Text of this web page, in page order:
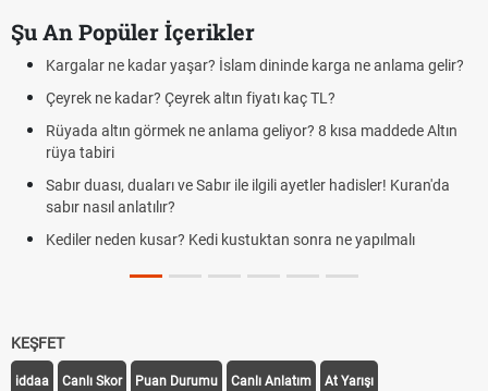
Şu An Popüler İçerikler
Kargalar ne kadar yaşar? İslam dininde karga ne anlama gelir?
Çeyrek ne kadar? Çeyrek altın fiyatı kaç TL?
Rüyada altın görmek ne anlama geliyor? 8 kısa maddede Altın
rüya tabiri
Sabır duası, duaları ve Sabır ile ilgili ayetler hadisler! Kuran'da
sabır nasıl anlatılır?
Kediler neden kusar? Kedi kustuktan sonra ne yapılmalı
KEŞFET
iddaa Canlı Skor Puan Durumu Canlı Anlatım At Yarışı